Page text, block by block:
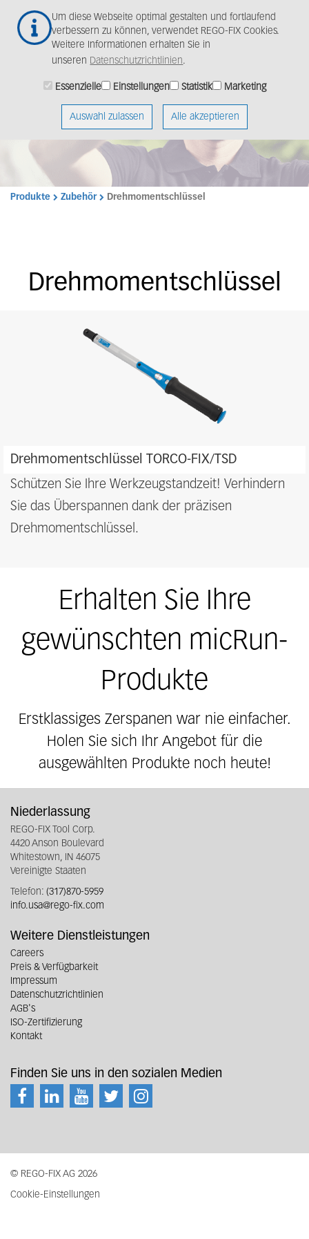
Um diese Webseite optimal gestalten und fortlaufend
verbessern zu können, verwendet REGO-FIX Cookies.
Weitere Informationen erhalten Sie in
unseren Datenschutzrichtlinien.
Essenzielle Einstellungen Statistik Marketing
Auswahl zulassen Alle akzeptieren
Hauptinhalt
springen
Produkte Zubehör Drehmomentschlüssel
Drehmomentschlüssel
andDrehmomentschlüssel TORCO-FIX/TSD
Schützen Sie Ihre Werkzeugstandzeit! Verhindern
Sie das Überspannen dank der präzisen
Drehmomentschlüssel.
Erhalten Sie Ihre
gewünschten micRun-
Produkte
Erstklassiges Zerspanen war nie einfacher.
Holen Sie sich Ihr Angebot für die
ausgewählten Produkte noch heute!
Niederlassung
REGO-FIX Tool Corp.
4420 Anson Boulevard
Whitestown, IN 46075
Vereinigte Staaten
Telefon: (317)870-5959
info.usa@rego-fix.com
Weitere Dienstleistungen
Careers
Preis & Verfügbarkeit
Impressum
Datenschutzrichtlinien
AGB's
ISO-Zertifizierung
Kontakt
Finden Sie uns in den sozialen Medien
© REGO-FIX AG 2026
Cookie-Einstellungen